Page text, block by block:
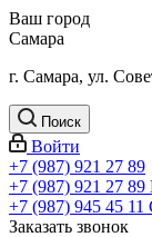
Ваш город
Самара
г. Самара, ул.
Поиск
Войти
+7 (987) 921 27 89
+7 (987) 921 27 89
+7 (987) 945 45 11
Заказать звонок